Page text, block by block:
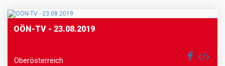
OÖN-TV - 23.08.2019
Oberösterreich